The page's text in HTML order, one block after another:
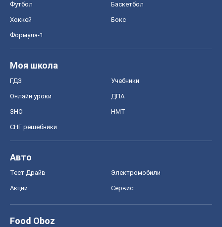
Футбол Баскетбол
Хоккей Бокс
Формула-1
Моя школа
ГДЗ Учебники
Онлайн уроки ДПА
ЗНО НМТ
СНГ решебники
Авто
Тест Драйв Электромобили
Акции Сервис
Food Oboz